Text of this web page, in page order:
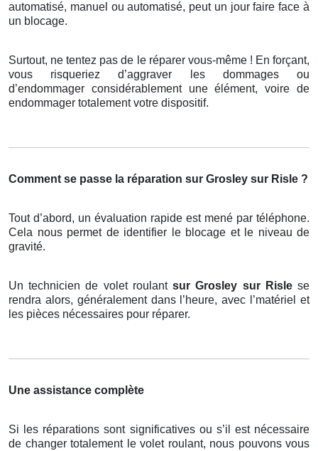
automatisé, manuel ou automatisé, peut un jour faire face à
un blocage.
Surtout, ne tentez pas de le réparer vous-même ! En forçant,
vous risqueriez d’aggraver les dommages ou
d’endommager considérablement une élément, voire de
endommager totalement votre dispositif.
Comment se passe la réparation sur Grosley sur Risle ?
Tout d’abord, un évaluation rapide est mené par téléphone.
Cela nous permet de identifier le blocage et le niveau de
gravité.
Un technicien de volet roulantsur Grosley sur Rislese
rendra alors, généralement dans l’heure, avec l’matériel et
les pièces nécessaires pour réparer.
Une assistance complète
Si les réparations sont significatives ou s’il est nécessaire
de changer totalement le volet roulant, nous pouvons vous